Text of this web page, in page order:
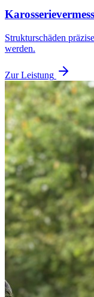
Strukturschäden
werden.
Zur Leistung